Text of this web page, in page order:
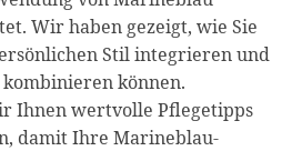
Wir haben gezeigt, wie Sie
Stil integrieren und
können.
Ihnen wertvolle Pflegetipps
damit Ihre Marineblau-